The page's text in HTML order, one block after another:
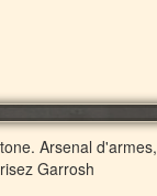
Arsenal d'armes,
Garrosh